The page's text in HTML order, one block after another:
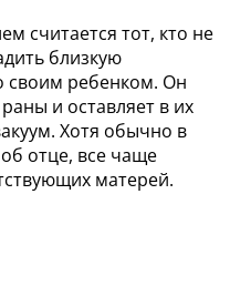
считается тот, кто не
близкую
своим ребенком. Он
и оставляет в их
Хотя обычно в
отце, все чаще
матерей.